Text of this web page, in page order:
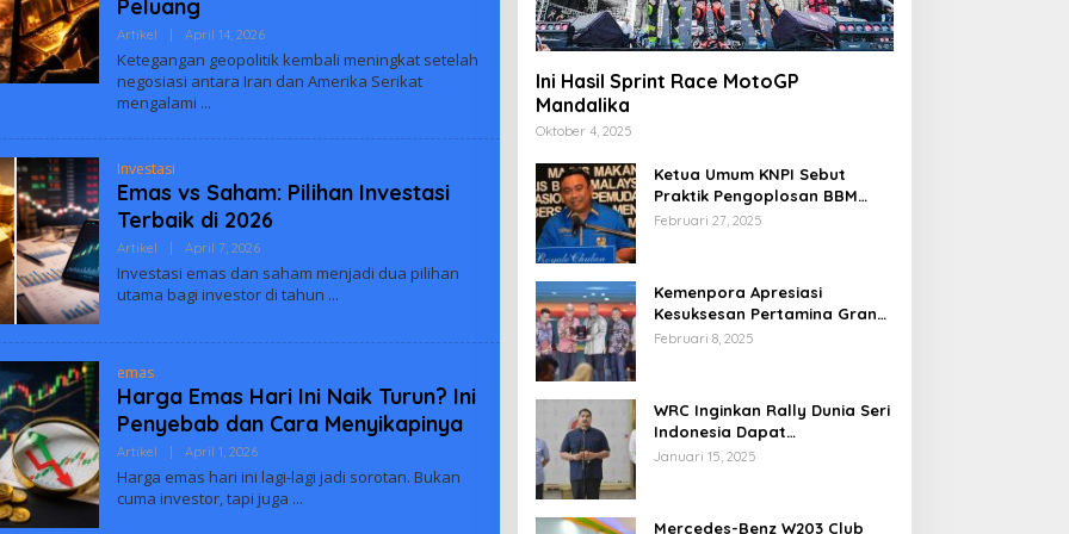
Peluang
Artikel April 14, 2026Oleh
Ketegangan geopolitik kembali meningkat setelah
negosiasi antara Iran dan Amerika Serikat
mengalami
Investasi
Emas vs Saham: Pilihan Investasi
Terbaik di 2026
Artikel April 7, 2026Oleh
Investasi emas dan saham menjadi dua pilihan
utama bagi investor di tahun
emas
Harga Emas Hari Ini Naik Turun? Ini
Penyebab dan Cara Menyikapinya
Artikel April 1, 2026Oleh
Harga emas hari ini lagi-lagi jadi sorotan. Bukan
cuma investor, tapi juga
Ini Hasil Sprint Race MotoGP
Mandalika
Oktober 4, 2025
Ketua Umum KNPI Sebut
Praktik Pengoplosan BBM
Cederai Kepercayaan
Februari 27, 2025
Kemenpora Apresiasi
Kesuksesan Pertamina Grand
Prix of Indonesia 2024
Februari 8, 2025
WRC Inginkan Rally Dunia Seri
Indonesia Dapat
Terselenggara 2026
Januari 15, 2025
Mercedes-Benz W203 Club